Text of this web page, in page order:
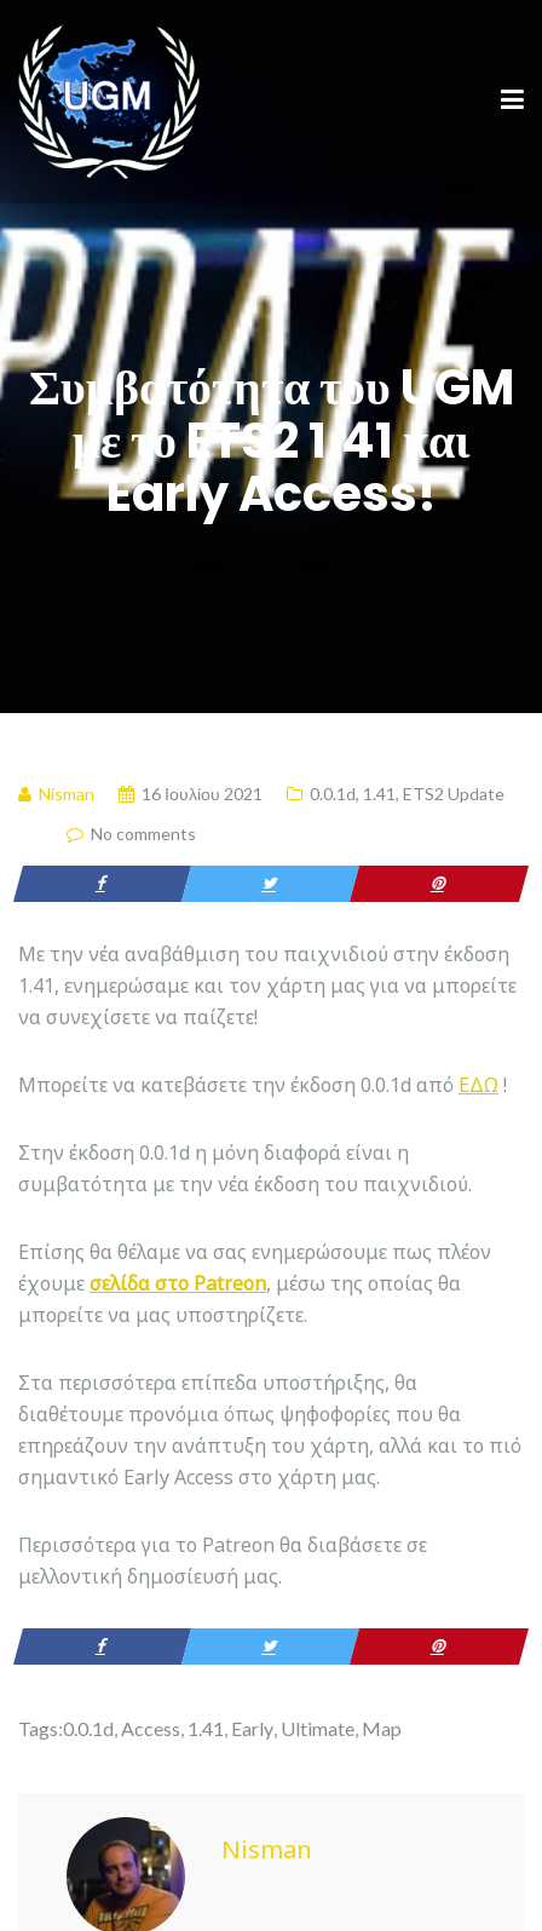
Συμβατότητα του UGM
με το ETS2 1.41 και
Early Access!
Nisman 16 Ιουλίου 2021 0.0.1d, 1.41, ETS2 Update
No comments
Με την νέα αναβάθμιση του παιχνιδιού στην έκδοση
1.41, ενημερώσαμε και τον χάρτη μας για να μπορείτε
να συνεχίσετε να παίζετε!
Μπορείτε να κατεβάσετε την έκδοση 0.0.1d από ΕΔΩ !
Στην έκδοση 0.0.1d η μόνη διαφορά είναι η
συμβατότητα με την νέα έκδοση του παιχνιδιού.
Επίσης θα θέλαμε να σας ενημερώσουμε πως πλέον
έχουμεσελίδα στο Patreon, μέσω της οποίας θα
μπορείτε να μας υποστηρίζετε.
Στα περισσότερα επίπεδα υποστήριξης, θα
διαθέτουμε προνόμια όπως ψηφοφορίες που θα
επηρεάζουν την ανάπτυξη του χάρτη, αλλά και το πιό
σημαντικό Early Access στο χάρτη μας.
Περισσότερα για το Patreon θα διαβάσετε σε
μελλοντική δημοσίευσή μας.
Tags:0.0.1d,Access, 1.41 , Early, Ultimate, Map
Nisman